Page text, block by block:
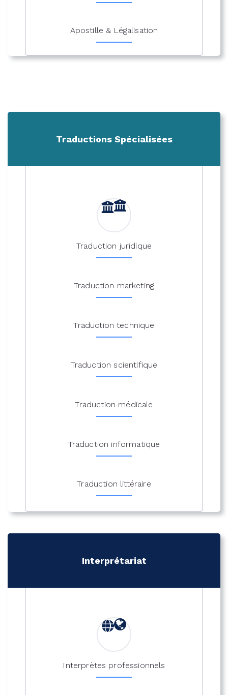
Apostille & Légalisation
Traductions Spécialisées
Traduction juridique
Traduction marketing
Traduction technique
Traduction scientifique
Traduction médicale
Traduction informatique
Traduction littéraire
Interprétariat
Interprètes professionnels